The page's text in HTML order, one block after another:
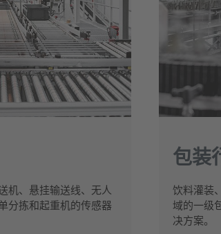
机、悬挂输送线、无人
分拣和起重机的传感器
包装
饮料灌装
域的一级
决方案。